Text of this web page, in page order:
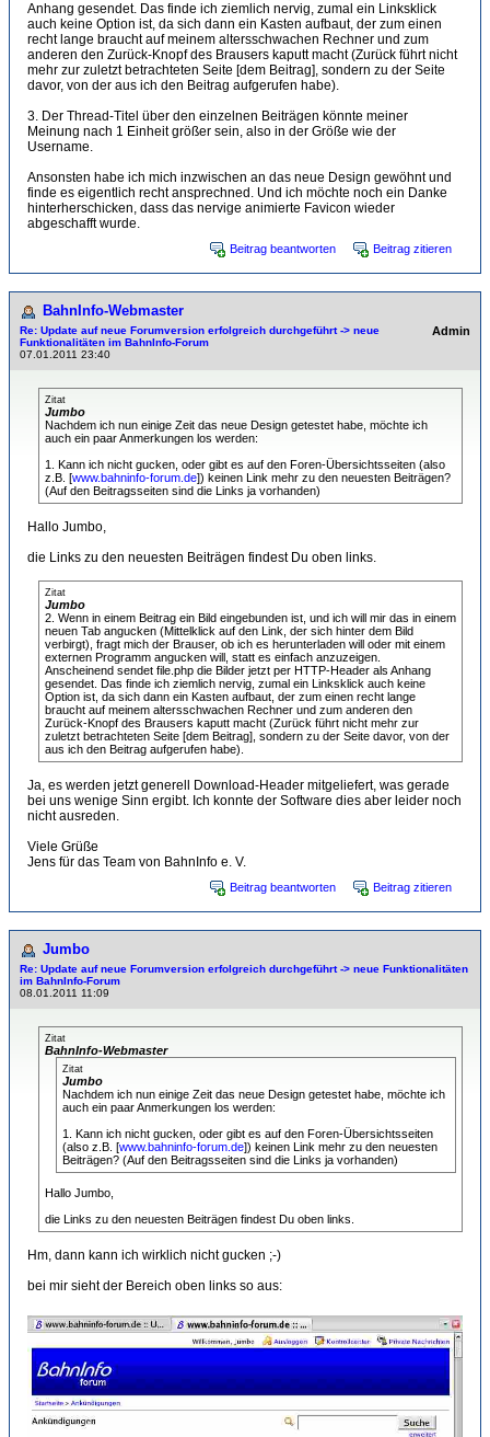
Anhang gesendet. Das finde ich ziemlich nervig, zumal ein Linksklick
auch keine Option ist, da sich dann ein Kasten aufbaut, der zum einen
recht lange braucht auf meinem altersschwachen Rechner und zum
anderen den Zurück-Knopf des Brausers kaputt macht (Zurück führt nicht
mehr zur zuletzt betrachteten Seite [dem Beitrag], sondern zu der Seite
davor, von der aus ich den Beitrag aufgerufen habe).
3. Der Thread-Titel über den einzelnen Beiträgen könnte meiner
Meinung nach 1 Einheit größer sein, also in der Größe wie der
Username.
Ansonsten habe ich mich inzwischen an das neue Design gewöhnt und
finde es eigentlich recht ansprechned. Und ich möchte noch ein Danke
hinterherschicken, dass das nervige animierte Favicon wieder
abgeschafft wurde.
Beitrag beantworten Beitrag zitieren
BahnInfo-Webmaster
Re: Update auf neue Forumversion erfolgreich durchgeführt -> neue
Funktionalitäten im BahnInfo-Forum
07.01.2011 23:40
Admin
Zitat
Jumbo
Nachdem ich nun einige Zeit das neue Design getestet habe, möchte ich
auch ein paar Anmerkungen los werden:
1. Kann ich nicht gucken, oder gibt es auf den Foren-Übersichtsseiten (also
z.B. [www.bahninfo-forum.de]) keinen Link mehr zu den neuesten Beiträgen?
(Auf den Beitragsseiten sind die Links ja vorhanden)
Hallo Jumbo,
die Links zu den neuesten Beiträgen findest Du oben links.
Zitat
Jumbo
2. Wenn in einem Beitrag ein Bild eingebunden ist, und ich will mir das in einem
neuen Tab angucken (Mittelklick auf den Link, der sich hinter dem Bild
verbirgt), fragt mich der Brauser, ob ich es herunterladen will oder mit einem
externen Programm angucken will, statt es einfach anzuzeigen.
Anscheinend sendet file.php die Bilder jetzt per HTTP-Header als Anhang
gesendet. Das finde ich ziemlich nervig, zumal ein Linksklick auch keine
Option ist, da sich dann ein Kasten aufbaut, der zum einen recht lange
braucht auf meinem altersschwachen Rechner und zum anderen den
Zurück-Knopf des Brausers kaputt macht (Zurück führt nicht mehr zur
zuletzt betrachteten Seite [dem Beitrag], sondern zu der Seite davor, von der
aus ich den Beitrag aufgerufen habe).
Ja, es werden jetzt generell Download-Header mitgeliefert, was gerade
bei uns wenige Sinn ergibt. Ich konnte der Software dies aber leider noch
nicht ausreden.
Viele Grüße
Jens für das Team von BahnInfo e. V.
Beitrag beantworten Beitrag zitieren
Jumbo
Re: Update auf neue Forumversion erfolgreich durchgeführt -> neue Funktionalitäten
im BahnInfo-Forum
08.01.2011 11:09
Zitat
BahnInfo-Webmaster
Zitat
Jumbo
Nachdem ich nun einige Zeit das neue Design getestet habe, möchte ich
auch ein paar Anmerkungen los werden:
1. Kann ich nicht gucken, oder gibt es auf den Foren-Übersichtsseiten
(also z.B. [www.bahninfo-forum.de]) keinen Link mehr zu den neuesten
Beiträgen? (Auf den Beitragsseiten sind die Links ja vorhanden)
Hallo Jumbo,
die Links zu den neuesten Beiträgen findest Du oben links.
Hm, dann kann ich wirklich nicht gucken ;-)
bei mir sieht der Bereich oben links so aus: